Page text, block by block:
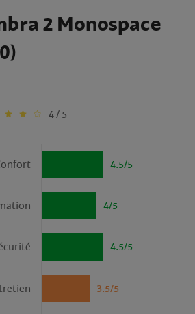
2 Monospace
4 / 5
4.5/5
4/5
4.5/5
3.5/5